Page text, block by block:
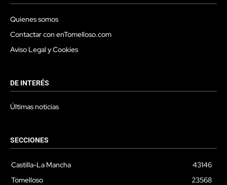
Quienes somos
Contactar con enTomelloso.com
Aviso Legal y Cookies
DE INTERÉS
Últimas noticias
SECCIONES
Castilla-La Mancha
43146
Tomelloso
23568